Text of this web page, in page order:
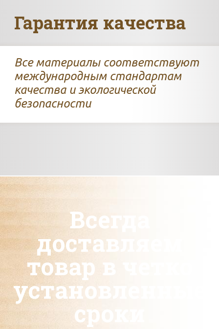
Гарантия качества
Все материалы соответствуют
международным стандартам
качества и экологической
безопасности
Всегда
доставляем
товар в четко
установленные
сроки